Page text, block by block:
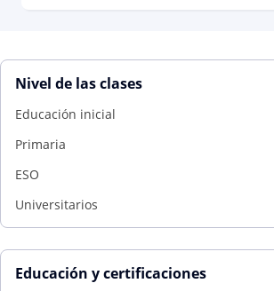
Nivel de las clases
Educación inicial
Primaria
ESO
Universitarios
Educación y certificaciones